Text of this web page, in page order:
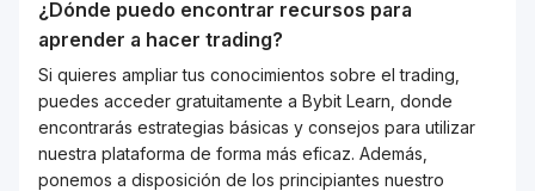
¿Dónde puedo encontrar recursos para
aprender a hacer trading?
Si quieres ampliar tus conocimientos sobre el trading,
puedes acceder gratuitamente a Bybit Learn, donde
encontrarás estrategias básicas y consejos para utilizar
nuestra plataforma de forma más eficaz. Además,
ponemos a disposición de los principiantes nuestro